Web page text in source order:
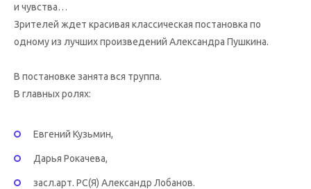
и чувства…
Зрителей ждет красивая классическая постановка по
одному из лучших произведений Александра Пушкина.
В постановке занята вся труппа.
В главных ролях:
Евгений Кузьмин,
Дарья Рокачева,
засл.арт. РС(Я) Александр Лобанов.